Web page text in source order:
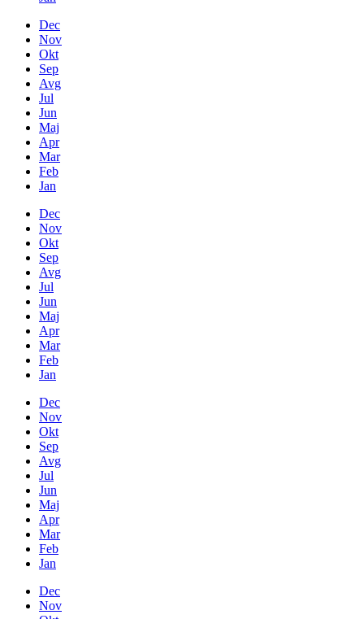
Dec
Nov
Okt
Sep
Avg
Jul
Jun
Maj
Apr
Mar
Feb
Jan
Dec
Nov
Okt
Sep
Avg
Jul
Jun
Maj
Apr
Mar
Feb
Jan
Dec
Nov
Okt
Sep
Avg
Jul
Jun
Maj
Apr
Mar
Feb
Jan
Dec
Nov